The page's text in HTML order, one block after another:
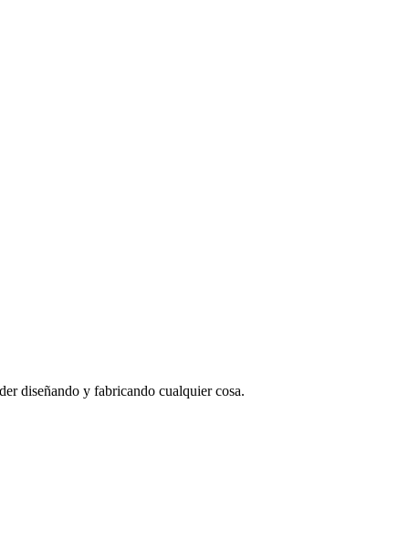
diseñando y fabricando cualquier cosa.